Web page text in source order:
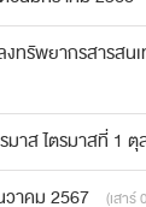
งทรัพยากรสารส
มาส ไตรมาสที่ 1
วาคม 2567 (เสาร์